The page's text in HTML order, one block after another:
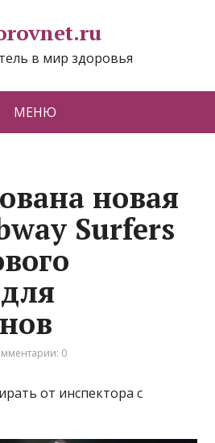
в мир здоровья
МЕНЮ
новая
Surfers
0
от инспектора с